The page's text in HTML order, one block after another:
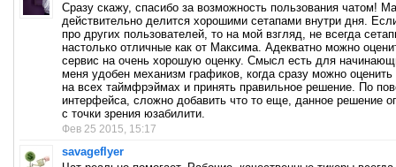
Сразу скажу, спасибо за возможность пользования чатом!
действительно делится хорошими сетапами внутри дня.
про других пользователей, то на мой взгляд, не всегда
настолько отличные как от Максима. Адекватно можно
сервис на очень хорошую оценку. Смысл есть для
меня удобен механизм графиков, когда сразу можно оценить
на всех таймфрэймах и принять правильное решение. По
интерфейса, сложно добавить что то еще, данное решение
с точки зрения юзабилити.
Фев 25 2015, 15:17
savageflyer